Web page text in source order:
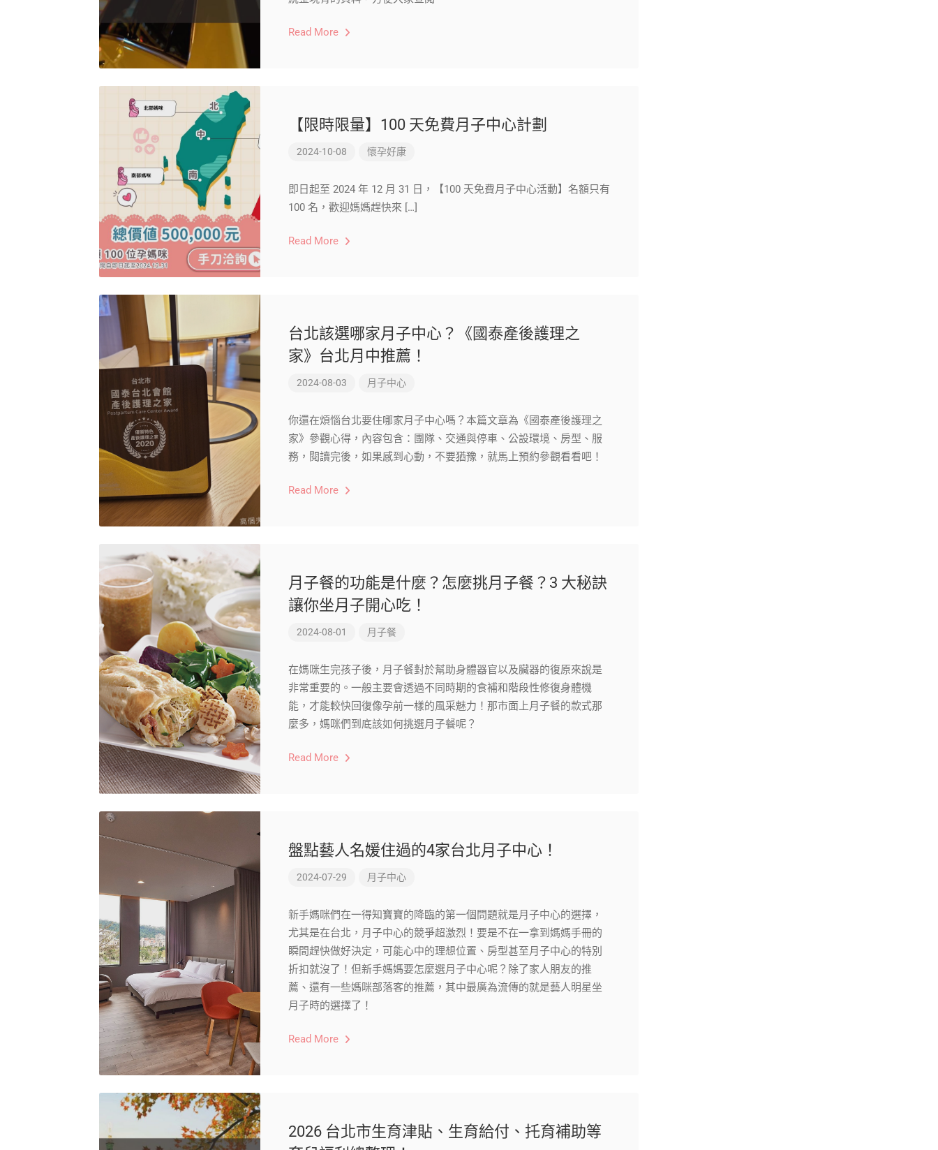
Read More
【限時限量】100 天免費月子中心計劃
2024-10-08 懷孕好康
即日起至 2024 年 12 月 31 日，【100 天免費月子中心活動】名額只有
100 名，歡迎媽媽趕快來 […]
Read More
台北該選哪家月子中心？《國泰產後護理之
家》台北月中推薦！
2024-08-03 月子中心
你還在煩惱台北要住哪家月子中心嗎？本篇文章為《國泰產後護理之
家》參觀心得，內容包含：團隊、交通與停車、公設環境、房型、服
務，閱讀完後，如果感到心動，不要猶豫，就馬上預約參觀看看吧！
Read More
月子餐的功能是什麼？怎麼挑月子餐？3 大秘訣
讓你坐月子開心吃！
2024-08-01 月子餐
在媽咪生完孩子後，月子餐對於幫助身體器官以及臟器的復原來說是
非常重要的。一般主要會透過不同時期的食補和階段性修復身體機
能，才能較快回復像孕前一樣的風采魅力！那市面上月子餐的款式那
麼多，媽咪們到底該如何挑選月子餐呢？
Read More
盤點藝人名媛住過的4家台北月子中心！
2024-07-29 月子中心
新手媽咪們在一得知寶寶的降臨的第一個問題就是月子中心的選擇，
尤其是在台北，月子中心的競爭超激烈！要是不在一拿到媽媽手冊的
瞬間趕快做好決定，可能心中的理想位置、房型甚至月子中心的特別
折扣就沒了！但新手媽媽要怎麼選月子中心呢？除了家人朋友的推
薦、還有一些媽咪部落客的推薦，其中最廣為流傳的就是藝人明星坐
月子時的選擇了！
Read More
2026 台北市生育津貼、生育給付、托育補助等